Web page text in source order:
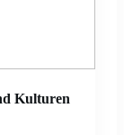
Kulturen